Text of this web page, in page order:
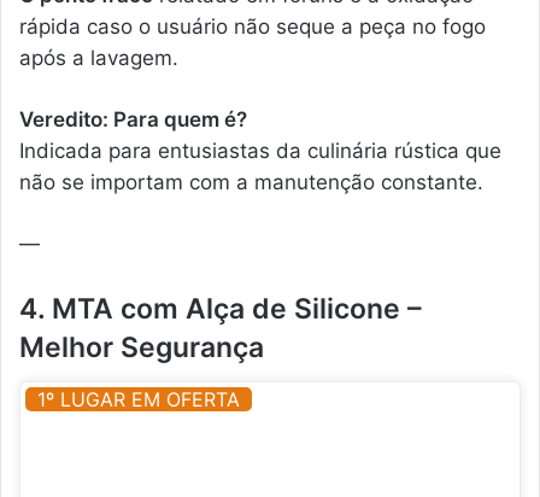
rápida caso o usuário não seque a peça no fogo
após a lavagem.
Veredito: Para quem é?
Indicada para entusiastas da culinária rústica que
não se importam com a manutenção constante.
—
4. MTA com Alça de Silicone –
Melhor Segurança
1º LUGAR EM OFERTA